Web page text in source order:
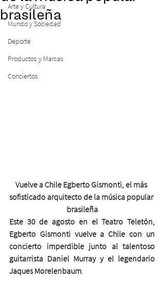
Arte y Cultura
Mundo y Sociedad
Deporte
Productos y Marcas
Conciertos
brasileña
Vuelve a Chile Egberto Gismonti, el más
sofisticado arquitecto de la música popular
brasileña
Este 30 de agosto en el Teatro Teletón,
Egberto Gismonti vuelve a Chile con un
concierto imperdible junto al talentoso
guitarrista Daniel Murray y el legendario
Jaques Morelenbaum.